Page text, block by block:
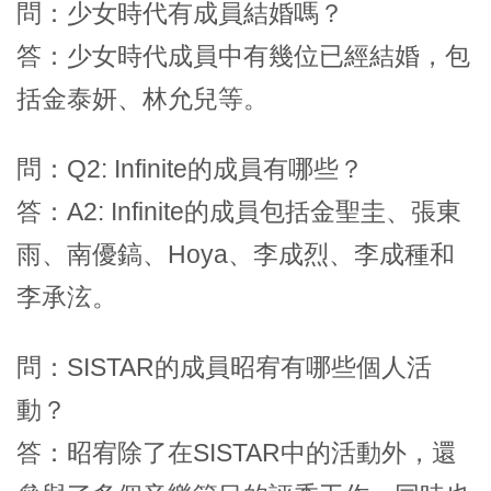
問：少女時代有成員結婚嗎？
答：少女時代成員中有幾位已經結婚，包
括金泰妍、林允兒等。
問：Q2: Infinite的成員有哪些？
答：A2: Infinite的成員包括金聖圭、張東
雨、南優鎬、Hoya、李成烈、李成種和
李承泫。
問：SISTAR的成員昭宥有哪些個人活
動？
答：昭宥除了在SISTAR中的活動外，還